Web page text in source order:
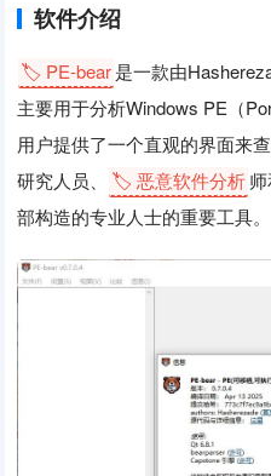
软件介绍
🏷️ PE-bear是一款由
主要用于分析Windows PE（
用户提供了一个直观的界面来
研究人员、
🏷️ 恶意软件分析
部构造的专业人士的重要工具。